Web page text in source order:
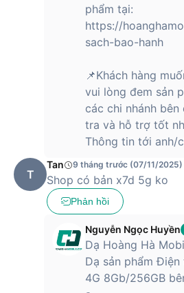
166.89 x 76.8 x
8.24 mm
208g
IP65
Màn hình
Tấm nền TFT
LCD
Kích thước 6.77
inch
Độ phân giải HD+
(720x1610 pixel)
Tốc độ làm mới
lên đến 120Hz
Qualcomm
Snapdragon 685
phẩm tại:
https://
sach-bao-hanh
📌Khách hàng
vui lòng đem sản
các chi nhánh
tra và hỗ trợ tốt
Thông tin tới anh/
T
Tan 9 tháng trước (07/11/2025)
Shop có bản x7d 5g ko
Phản hồi
Nguyễn Ngọc Huyền
Dạ Hoàng Hà
Dạ sản phẩm Điện
4G 8Gb/256GB